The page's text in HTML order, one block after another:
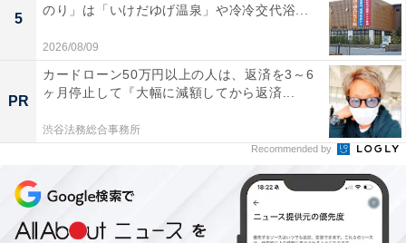
実家暮らしを選んでいる理由を尋ねると「東京で一人暮
らしをいていましたが、就職先を辞めることになり一回
態勢を整えるために実家に帰ってきた状況が続いている
ことが原因の一つです」と回答。
さらに「親にも生活費を払えますし、自分も安く生活で
きるのもメリットがあり継続しています」と話してくれ
ました。
5
のり」は「いけだゆげ温泉」や冷冷交代浴...
2026/08/09
PR
カードローン50万円以上の人は、返済を3～6
ヶ月停止して『大幅に減額してから返済...
渋谷法務総合事務所
Recommended by